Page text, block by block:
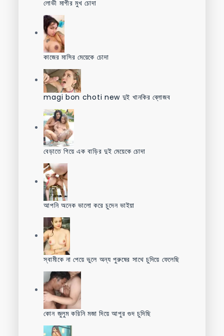
লোভী মাগীর মুখ চোদা
কাজের মাসির মেয়েকে চোদা
magi bon choti new দুই খানকির ব্লোজব
বেড়াতে গিয়ে এক বাড়ির দুই মেয়েকে চোদা
আপনি অনেক ভালো করে চুদেন ভাইয়া
স্বামীকে না পেয়ে ভুলে অন্য পুরুষের সাথে চুদিয়ে ফেলেছি
কোন জুলুম করিনি মজা দিয়ে আপুর গুদ চুদিছি